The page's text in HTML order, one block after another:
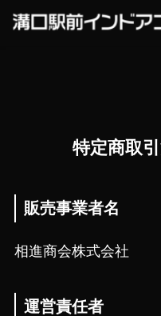
特定商取
販売事業者名
相進商会株式会社
運営責任者